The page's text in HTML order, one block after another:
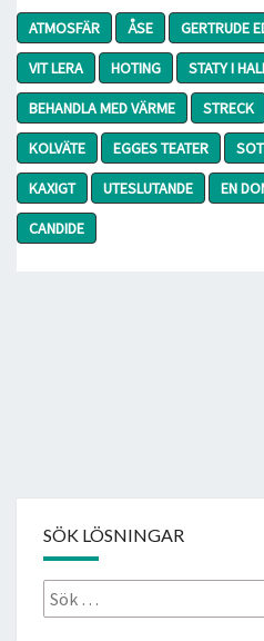
ATMOSFÄR ÅSE GERTRUDE
VIT LERA
HOTING
STATY I
BEHANDLA MED VÄRME
STRECK
KOLVÄTE
EGGES TEATER
KAXIGT
UTESLUTANDE EN
CANDIDE
SÖK LÖSNINGAR
Sök
efter: